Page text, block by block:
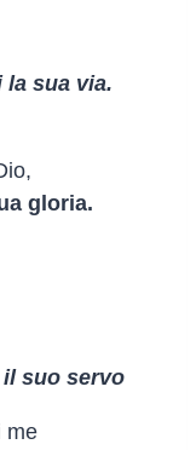
la sua via.
gloria.
suo servo
me